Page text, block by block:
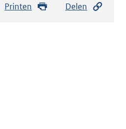
Printen Delen